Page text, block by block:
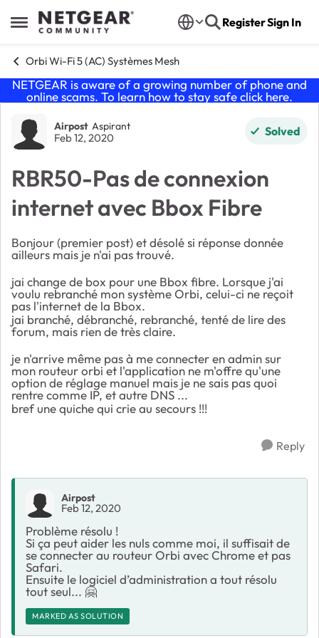
Open Side Menu
Skip to content RegisterSign In
Orbi Wi-Fi 5 (AC) Systèmes Mesh
NETGEAR is aware of a growing number of phone and
online scams. To learn how to stay safe click here.
Forum Discussion
Airpost Aspirant
Feb 12, 2020 Solved
RBR50-Pas de connexion
internet avec Bbox Fibre
Bonjour (premier post) et désolé si réponse donnée
ailleurs mais je n'ai pas trouvé.
jai change de box pour une Bbox fibre. Lorsque j'ai
voulu rebranché mon système Orbi, celui-ci ne reçoit
pas l'internet de la Bbox.
jai branché, débranché, rebranché, tenté de lire des
forum, mais rien de très claire.
je n'arrive même pas à me connecter en admin sur
mon routeur orbi et l'application ne m'offre qu'une
option de réglage manuel mais je ne sais pas quoi
rentre comme IP, et autre DNS ...
bref une quiche qui crie au secours !!!
Reply
Airpost
Feb 12, 2020
Problème résolu !
Si ça peut aider les nuls comme moi, il suffisait de
se connecter au routeur Orbi avec Chrome et pas
Safari.
Ensuite le logiciel d’administration a tout résolu
tout seul... 🤗
MARKED AS SOLUTION